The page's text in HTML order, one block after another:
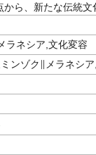
から、新たな伝統
ラネシア,文化変容
ンゾク∥メラネシ